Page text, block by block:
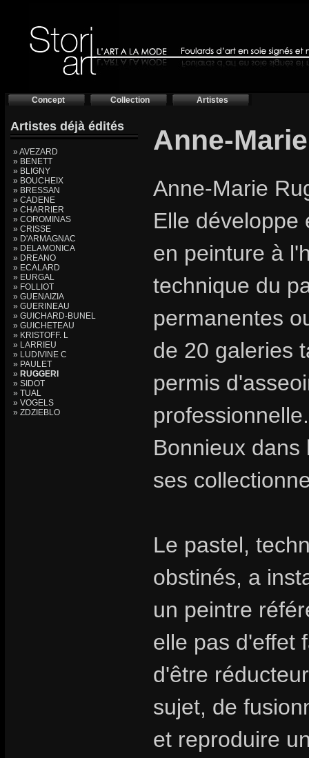
Concept Collection Artistes
Artistes déjà édités
» AVEZARD
» BENETT
» BLIGNY
» BOUCHEIX
» BRESSAN
» CADENE
» CHARRIER
» COROMINAS
» CRISSE
» D'ARMAGNAC
» DELAMONICA
» DREANO
» ECALARD
» EURGAL
» FOLLIOT
» GUENAIZIA
» GUERINEAU
» GUICHARD-BUNEL
» GUICHETEAU
» KRISTOFF. L
» LARRIEU
» LUDIVINE C
» PAULET
» RUGGERI
» SIDOT
» TUAL
» VOGELS
» ZDZIEBLO
Anne-
Anne-Marie
Elle développe
en peinture à
technique du
permanentes
de 20 galeries
permis
Bonnieux dans
ses
Le pastel,
obstinés, a
un peintre
elle pas d'effet
d'être
sujet, de
et reproduire